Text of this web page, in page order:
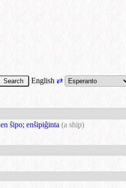
English ⇄
en ŝipo; enŝipiĝinta (a ship)